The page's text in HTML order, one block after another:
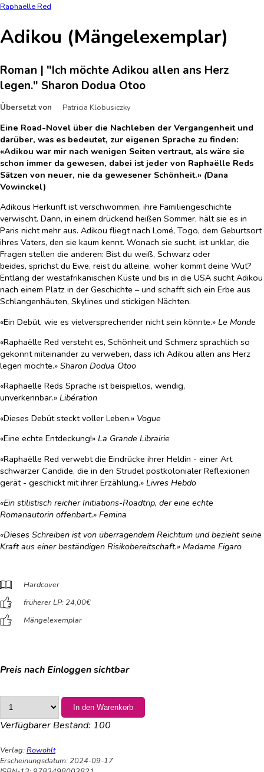
Raphaëlle Red
Adikou (Mängelexemplar)
Roman | "Ich möchte Adikou allen ans Herz
legen." Sharon Dodua Otoo
Übersetzt von Patricia Klobusiczky
Eine Road-Novel über die Nachleben der Vergangenheit und
darüber, was es bedeutet, zur eigenen Sprache zu finden:
«Adikou war mir nach wenigen Seiten vertraut, als wäre sie
schon immer da gewesen, dabei ist jeder von Raphaëlle Reds
Sätzen von neuer, nie da gewesener Schönheit.» (Dana
Vowinckel)
Adikous Herkunft ist verschwommen, ihre Familiengeschichte
verwischt. Dann, in einem drückend heißen Sommer, hält sie es in
Paris nicht mehr aus. Adikou fliegt nach Lomé, Togo, dem Geburtsort
ihres Vaters, den sie kaum kennt. Wonach sie sucht, ist unklar, die
Fragen stellen die anderen: Bist du weiß, Schwarz oder
beides, sprichst du Ewe, reist du alleine, woher kommt deine Wut?
Entlang der westafrikanischen Küste und bis in die USA sucht Adikou
nach einem Platz in der Geschichte – und schafft sich ein Erbe aus
Schlangenhäuten, Skylines und stickigen Nächten.
«Ein Debüt, wie es vielversprechender nicht sein könnte.» Le Monde
«Raphaëlle Red versteht es, Schönheit und Schmerz sprachlich so
gekonnt miteinander zu verweben, dass ich Adikou allen ans Herz
legen möchte.» Sharon Dodua Otoo
«Raphaelle Reds Sprache ist beispiellos, wendig,
unverkennbar.» Libération
«Dieses Debüt steckt voller Leben.» Vogue
«Eine echte Entdeckung!» La Grande Librairie
«Raphaëlle Red verwebt die Eindrücke ihrer Heldin - einer Art
schwarzer Candide, die in den Strudel postkolonialer Reflexionen
gerät - geschickt mit ihrer Erzählung.» Livres Hebdo
«Ein stilistisch reicher Initiations-Roadtrip, der eine echte
Romanautorin offenbart.» Femina
«Dieses Schreiben ist von überragendem Reichtum und bezieht seine
Kraft aus einer beständigen Risikobereitschaft.» Madame Figaro
Hardcover
früherer LP: 24,00€
Mängelexemplar
Preis nach Einloggen sichtbar
In den Warenkorb
Verfügbarer Bestand: 100
Verlag:Rowohlt
Erscheinungsdatum: 2024-09-17